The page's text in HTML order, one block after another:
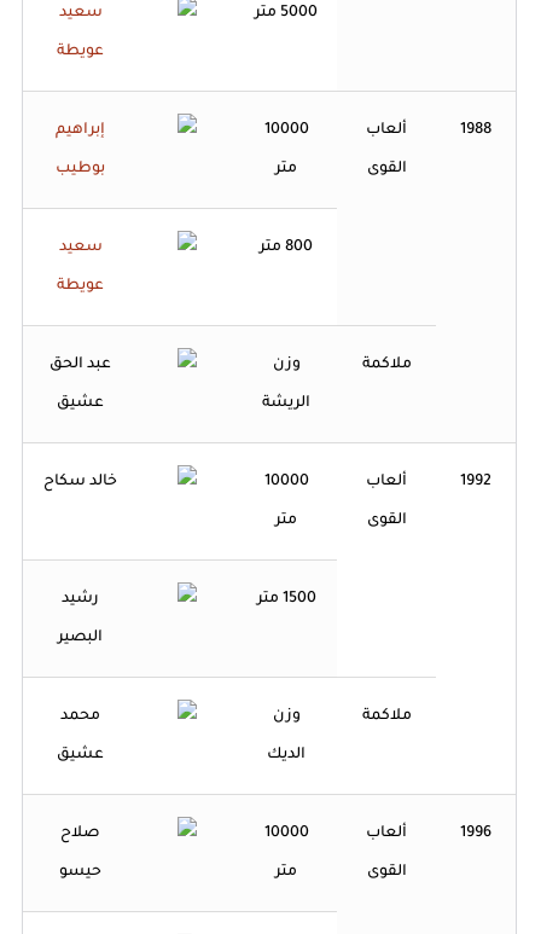
5000 متر سعيد
عويطة
1988 ألعاب
القوى
10000
متر
إبراهيم
بوطيب
800 متر سعيد
عويطة
ملاكمة وزن
الريشة
عبد الحق
عشيق
1992 ألعاب
القوى
10000
متر
خالد سكاح
1500 متر رشيد
البصير
ملاكمة وزن
الديك
محمد
عشيق
1996 ألعاب
القوى
10000
متر
صلاح
حيسو